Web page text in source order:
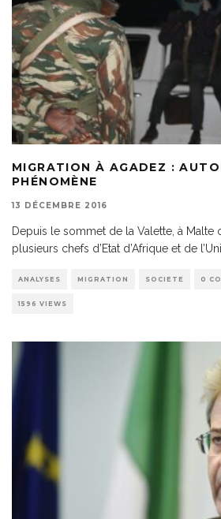
MIGRATION À AGADEZ :
PHÉNOMÈNE
13 DÉCEMBRE 2016
Depuis le sommet de la Valette, à Malte
plusieurs chefs d’Etat d’Afrique et de
ANALYSES MIGRATION SOCIETE 0
1596 VIEWS